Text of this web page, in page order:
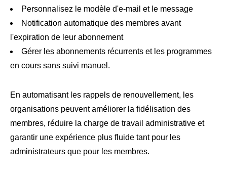
Personnalisez le modèle d'e-mail et le message
Notification automatique des membres avant
l'expiration de leur abonnement
Gérer les abonnements récurrents et les programmes
en cours sans suivi manuel.
En automatisant les rappels de renouvellement, les
organisations peuvent améliorer la fidélisation des
membres, réduire la charge de travail administrative et
garantir une expérience plus fluide tant pour les
administrateurs que pour les membres.